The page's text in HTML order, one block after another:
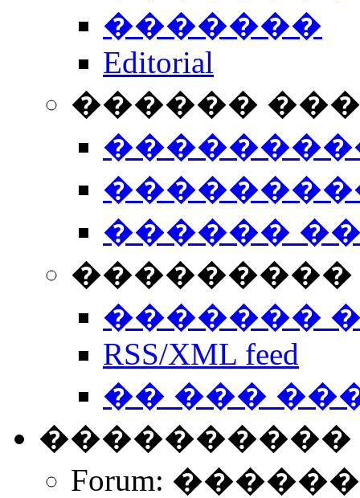
�������
Editorial
������
������
���������
�������
RSS/XML feed
�� ���
����������
Forum: